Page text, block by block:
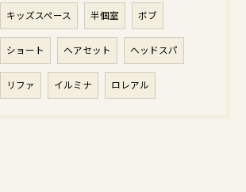
キッズスペース 半個室 ボブ
ショート ヘアセット ヘッドスパ
リファ イルミナ ロレアル